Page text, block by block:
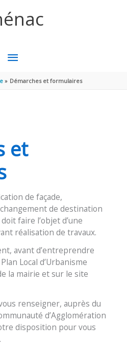
MENU
PRINCIPAL
Démarches et formulaires
et
de façade,
de destination
faire l’objet d’une
réalisation de travaux.
avant d’entreprendre
Local d’Urbanisme
la mairie et sur le site
renseigner, auprès du
d’Agglomération
disposition pour vous